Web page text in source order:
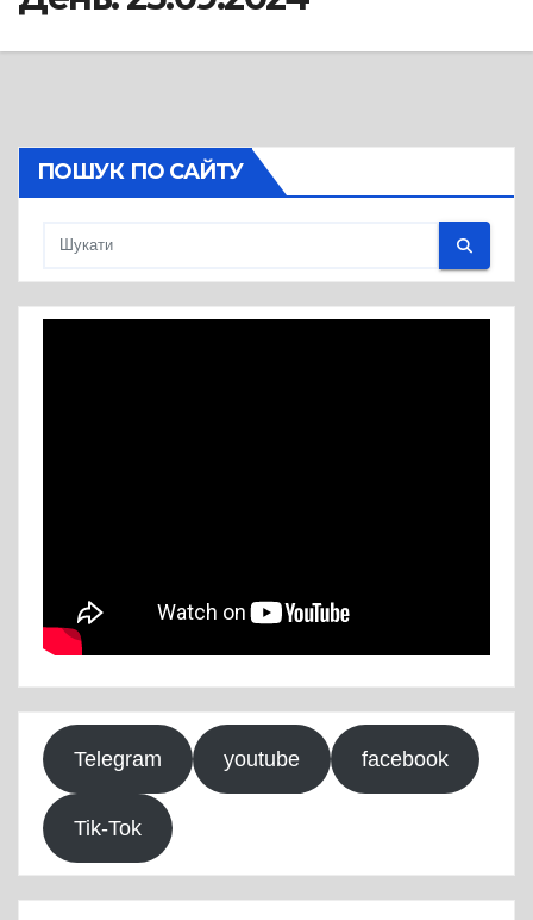
ПОШУК ПО САЙТУ
Telegram youtube facebook
Tik-Tok